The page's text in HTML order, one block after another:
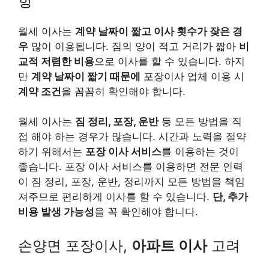
월세 이사는 계약 날짜이 짧고 이사 횟수가 잦은 경
우 많이 이용됩니다. 짐의 양이 적고 거리가 짧아 비
교적 저렴한 비용으로 이사를 할 수 있습니다. 하지
만 계약 날짜이 짧기 때문에 포장이사 업체 이용 시
계약 조건을 꼼꼼히 확인해야 합니다.
월세 이사는 짐 정리, 포장, 운반등 모든 방법을 직
접 해야 하는 경우가 많습니다. 시간과 노력을 절약
하기 위해서는 포장 이사 서비스를 이용하는 것이
좋습니다. 포장 이사 서비스를 이용하면 전문 인력
이 짐 정리, 포장, 운반, 정리까지 모든 방법을 책임
져주므로 편리하게 이사를 할 수 있습니다. 단, 추가
비용 발생 가능성을 꼭 확인해야 합니다.
손양면 포장이사, 아파트 이사고려